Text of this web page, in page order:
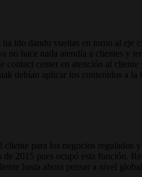
ido dando vueltas en torno al eje
no hace nada atendía a clientes y
contact center en atención al
debían aplicar los contenidos a
cliente para los negocios
2015 pues ocupó esta función.
hasta ahora pensar a nivel